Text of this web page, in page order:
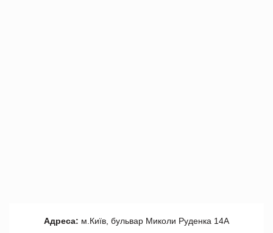
Адреса: м.Київ, бульвар Миколи Руденка 14А